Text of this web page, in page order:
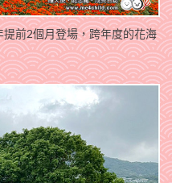
前2個月登場，跨年度的花海